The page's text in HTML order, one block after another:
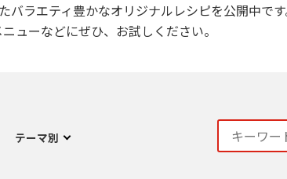
バラエティ豊かなオリジナルレシピを公開中です
ューなどにぜひ、お試しください。
テーマ別